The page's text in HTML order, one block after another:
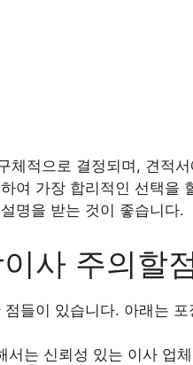
체적으로 결정되며, 견적
여 가장 합리적인 선택
명을 받는 것이 좋습니다.
사 주의할
들이 있습니다. 아래는
서는 신뢰성 있는 이사 업